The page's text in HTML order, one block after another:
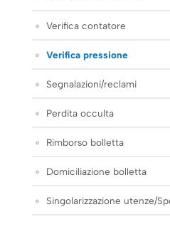
Verifica contatore
Verifica pressione
Segnalazioni/reclami
Perdita occulta
Rimborso bolletta
Domiciliazione bolletta
Singolarizzazione utenze/